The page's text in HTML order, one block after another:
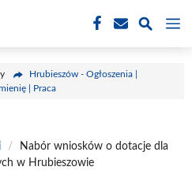
Hrubieszów - Ogłoszenia |
| Praca
/
Nabór wniosków o dotacje dla
w Hrubieszowie